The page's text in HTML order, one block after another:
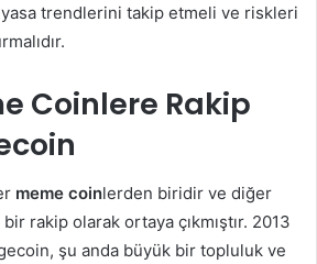
trendlerini takip etmeli ve riskleri
Coinlere Rakip
meme coinlerden biridir ve diğer
rakip olarak ortaya çıkmıştır. 2013
şu anda büyük bir topluluk ve